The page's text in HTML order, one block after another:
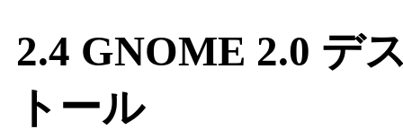
2.4 GNOME 2.0 デ
トール